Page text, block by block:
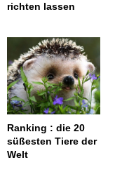
richten lassen
Ranking : die 20
süßesten Tiere der
Welt